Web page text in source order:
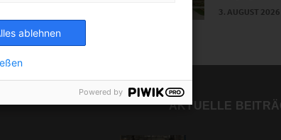
3. AUGUST 2026
AKTUELLE
ablehnen
Powered by